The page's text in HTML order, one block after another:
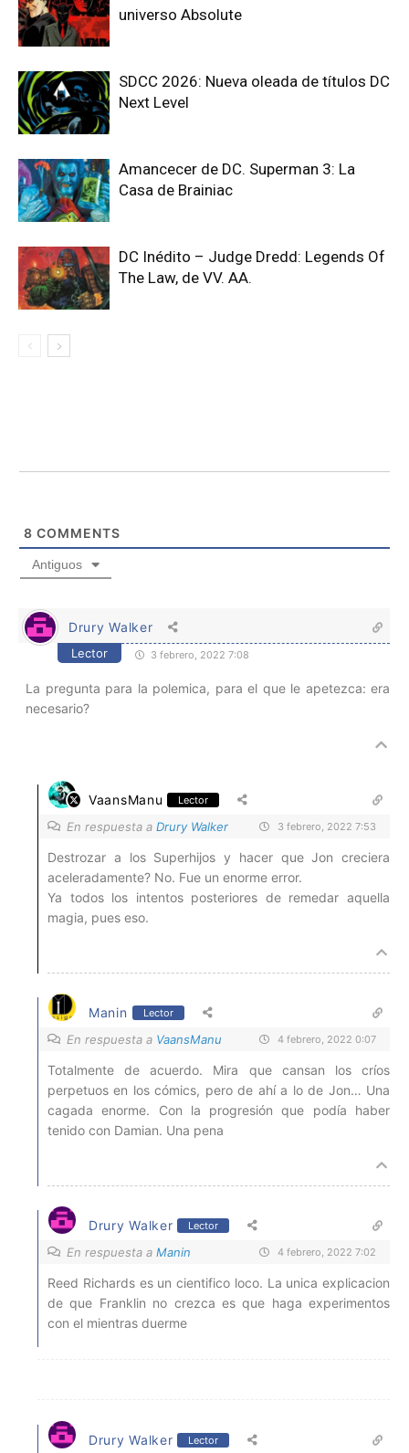
universo Absolute
SDCC 2026: Nueva oleada de títulos DC
Next Level
Amancecer de DC. Superman 3: La
Casa de Brainiac
DC Inédito – Judge Dredd: Legends Of
The Law, de VV. AA.
8 COMMENTS
Antiguos
Drury Walker
Lector 3 febrero, 2022 7:08
La pregunta para la polemica, para el que le apetezca: era
necesario?
VaansManu Lector
En respuesta a Drury Walker 3 febrero, 2022 7:53
Destrozar a los Superhijos y hacer que Jon creciera
aceleradamente? No. Fue un enorme error.
Ya todos los intentos posteriores de remedar aquella
magia, pues eso.
Manin Lector
En respuesta a VaansManu 4 febrero, 2022 0:07
Totalmente de acuerdo. Mira que cansan los críos
perpetuos en los cómics, pero de ahí a lo de Jon… Una
cagada enorme. Con la progresión que podía haber
tenido con Damian. Una pena
Drury Walker Lector
En respuesta a Manin 4 febrero, 2022 7:02
Reed Richards es un cientifico loco. La unica explicacion
de que Franklin no crezca es que haga experimentos
con el mientras duerme
Drury Walker Lector